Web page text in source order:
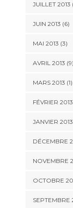
JUILLET 2013
JUIN 2013 (6)
MAI 2013 (3)
AVRIL 2013 (9)
MARS 2013 (1)
FÉVRIER
JANVIER
DÉCEMBRE
NOVEMBRE
OCTOBRE
SEPTEMBRE